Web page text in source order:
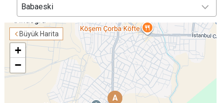
Babaeski
Büyük Harita
A
A
+
−